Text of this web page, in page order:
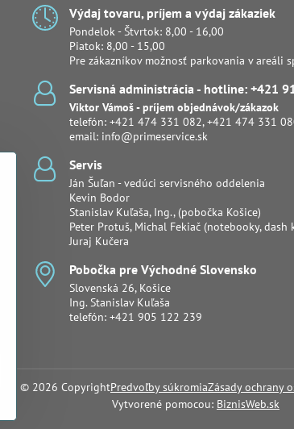
Výdaj tovaru, príjem a výdaj zákaziek
Pondelok - Štvrtok: 8,00 - 16,00
Piatok: 8,00 - 15,00
Pre zákazníkov možnosť parkovania v areáli
Servisná administrácia - hotline: +421
Viktor Vámoš - príjem objednávok/zákazok
telefón: +421 474 331 082,+421 474 331
email: info@primeservice.sk
Servis
Ján Šuľan - vedúci servisného oddelenia
Kevin Bodor
Stanislav Kuľaša, Ing., (pobočka Košice)
Peter Protuš, Michal Fekiač (notebooky, dash
Juraj Kučera
Pobočka pre Východné Slovensko
Slovenská 26, Košice
Ing. Stanislav Kuľaša
telefón: +421 905 122 239
© 2026 CopyrightPredvoľby súkromiaZásady ochrany
Vytvorené pomocou: BiznisWeb.sk